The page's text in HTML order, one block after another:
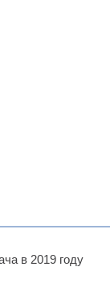
в 2019 году